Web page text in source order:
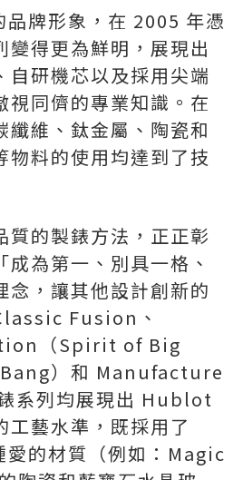
牌形象，在 2005 年憑
得更為鮮明，展現出
自研機芯以及採用尖端
視同儕的專業知識。在
纖維、鈦金屬、陶瓷和
物料的使用均達到了技
質的製錶方法，正正彰
為第一、別具一格、
念，讓其他設計創新的
Fusion、
（Spirit of Big
）和 Manufacture
系列均展現出 Hublot
工藝水準，既採用了
的材質（例如：Magic